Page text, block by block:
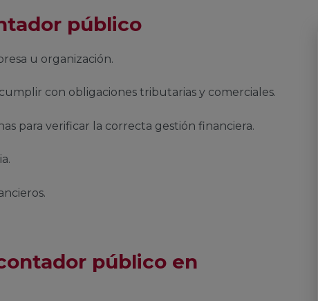
público
u organización.
con obligaciones tributarias y comerciales.
para verificar la correcta gestión financiera.
público en